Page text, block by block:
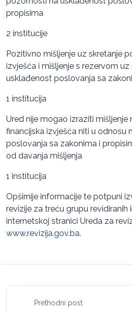
propisima
2 institucije
Pozitivno mišljenje uz skretanje
izvješća i mišljenje s rezervom
usklađenost poslovanja sa
1 institucija
Ured nije mogao izraziti mišljenje
financijska izvješća niti u odnosu
poslovanja sa zakonima i
od davanja mišljenja
1 institucija
Opširnije informacije te potpuni
revizije za treću grupu revidiranih
internetskoj stranici Ureda za
www.revizija.gov.ba.
Prethodni post